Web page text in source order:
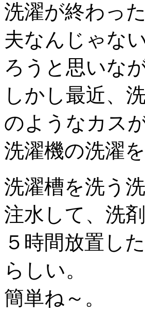
洗濯が終わっ
夫なんじゃな
ろうと思いな
しかし最近、
のようなカス
洗濯機の洗濯
洗濯槽を洗う
注水して、洗
５時間放置し
らしい。
簡単ね～。